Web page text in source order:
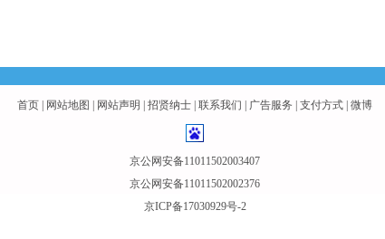
首页 网站地图 网站声明 招贤纳士 联系我们 广告服务 支付方式 微博
京公网安备11011502003407
京公网安备11011502002376
京ICP备17030929号-2